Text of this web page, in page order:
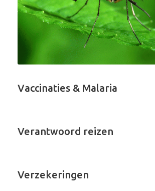
Vaccinaties & Malaria
Verantwoord reizen
Verzekeringen